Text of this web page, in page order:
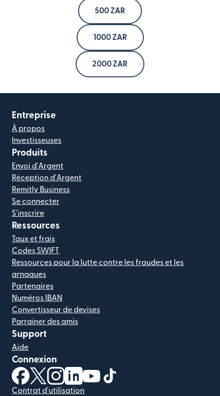
500 ZAR
1000 ZAR
2000 ZAR
Entreprise
À propos
Investisseuses
Produits
Envoi d'Argent
Réception d'Argent
Remitly Business
Se connecter
S'inscrire
Ressources
Taux et frais
Codes SWIFT
Ressources pour la lutte contre les fraudes et les
arnaques
Partenaires
Numéros IBAN
Convertisseur de devises
Parrainer des amis
Support
Aide
Connexion
(s'ouvre dans une nouvelle fenêtre)
(s'ouvre dans une nouvelle fenêtre)
(s'ouvre dans une nouvelle fenêtre)
(s'ouvre dans une nouvelle fenêtre)
(s'ouvre dans une nouvelle
Contrat d'utilisation